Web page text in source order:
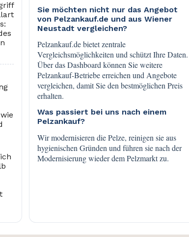
Sie möchten nicht nur das Angebot
von Pelzankauf.de und aus Wiener
Neustadt vergleichen?
Pelzankauf.de bietet zentrale
Vergleichsmöglichkeiten und schützt Ihre Daten.
Über das Dashboard können Sie weitere
Pelzankauf-Betriebe erreichen und Angebote
vergleichen, damit Sie den bestmöglichen Preis
erhalten.
Was passiert bei uns nach einem
Pelzankauf?
Wir modernisieren die Pelze, reinigen sie aus
hygienischen Gründen und führen sie nach der
Modernisierung wieder dem Pelzmarkt zu.